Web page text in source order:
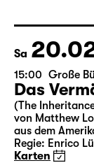
Karten
Theatertag
Sa
15:00 Große
Das
(The Inheritance)